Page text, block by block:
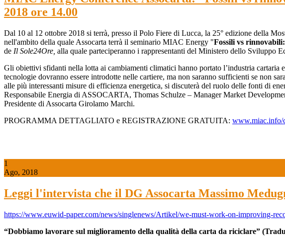
2018 ore 14.00
Dal 10 al 12 ottobre 2018 si terrà, presso il Polo Fiere di Lucca, la 25° edizione della
nell'ambito della quale Assocarta terrà il seminario MIAC Energy "Fossili vs
de Il Sole24Ore, alla quale parteciperanno i rappresentanti del Ministero dello Sviluppo
Gli obiettivi sfidanti nella lotta ai cambiamenti climatici hanno portato l’industria
tecnologie dovranno essere introdotte nelle cartiere, ma non saranno sufficienti se non
alle più interessanti misure di efficienza energetica, si discuterà del ruolo delle fonti di
Responsabile Energia di ASSOCARTA, Thomas Schulze – Manager Market
Presidente di Assocarta Girolamo Marchi.
PROGRAMMA DETTAGLIATO e REGISTRAZIONE GRATUITA: www.miac.info/
1
Ago, 2018
Leggi l'intervista che il DG Assocarta Massimo
https://www.euwid-paper.com/news/singlenews/Artikel/we-must-work-on-improving-
“Dobbiamo lavorare sul miglioramento della qualità della carta da riciclare”